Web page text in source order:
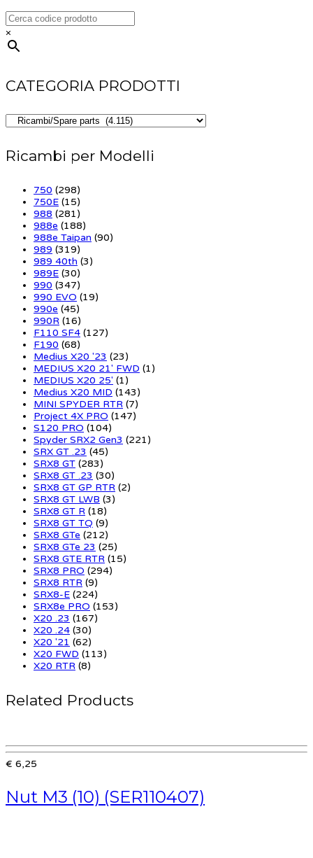
×
CATEGORIA PRODOTTI
Ricambi per Modelli
750 (298)
750E (15)
988 (281)
988e (188)
988e Taipan (90)
989 (319)
989 40th (3)
989E (30)
990 (347)
990 EVO (19)
990e (45)
990R (16)
F110 SF4 (127)
F190 (68)
Medius X20 '23 (23)
MEDIUS X20 21' FWD (1)
MEDIUS X20 25' (1)
Medius X20 MID (143)
MINI SPYDER RTR (7)
Project 4X PRO (147)
S120 PRO (104)
Spyder SRX2 Gen3 (221)
SRX GT .23 (45)
SRX8 GT (283)
SRX8 GT .23 (30)
SRX8 GT GP RTR (2)
SRX8 GT LWB (3)
SRX8 GT R (18)
SRX8 GT TQ (9)
SRX8 GTe (212)
SRX8 GTe 23 (25)
SRX8 GTE RTR (15)
SRX8 PRO (294)
SRX8 RTR (9)
SRX8-E (224)
SRX8e PRO (153)
X20 .23 (167)
X20 .24 (30)
X20 '21 (62)
X20 FWD (113)
X20 RTR (8)
Related Products
€ 6,25
Nut M3 (10) (SER110407)